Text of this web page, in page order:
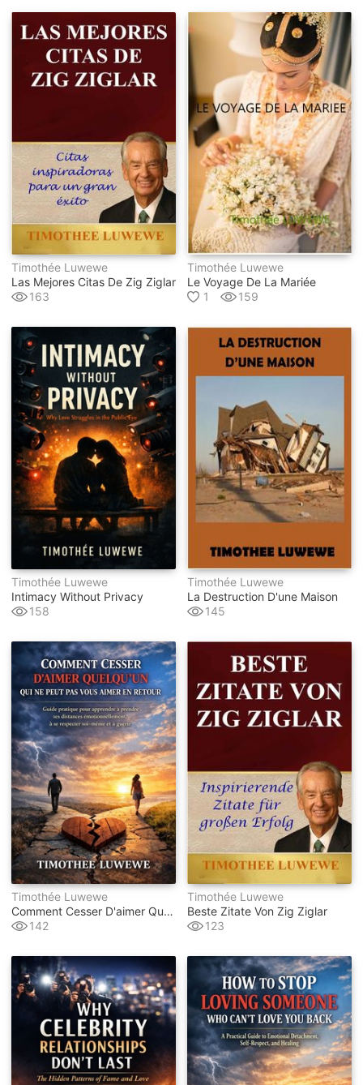
Timothée Luwewe
Las Mejores Citas De Zig Ziglar
163
Timothée Luwewe
Le Voyage De La Mariée
1
159
Timothée Luwewe
Intimacy Without Privacy
158
Timothée Luwewe
La Destruction D'une Maison
145
Timothée Luwewe
Comment Cesser D'aimer Quelqu'un Qui Ne Peut Pas Vous Aimer En Retour
142
Timothée Luwewe
Beste Zitate Von Zig Ziglar
123